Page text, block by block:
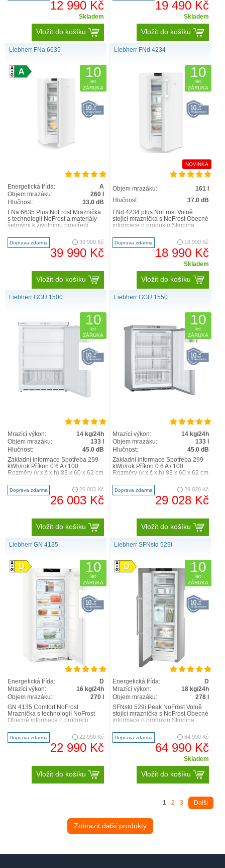
12 990 Kč
Skladem
Vložit do košíku
19 490 Kč
Skladem
Vložit do košíku
Liebherr FNa 6635
10
let
ZÁRUKA
Energetická třída:
A
Objem mrazáku:
260 l
Hlučnost:
33.0 dB
FNa 6635 Plus NoFrost Mraznička
s technologií NoFrost a materiály
šetrnými k životnímu prostředí
Skupina výrobku Mr..
Doprava zdarma 39 990 Kč
39 990 Kč
Vložit do košíku
Liebherr FNd 4234
10
let
ZÁRUKA
NOVINKA
Objem mrazáku:
161 l
Hlučnost:
37.0 dB
FNd 4234 plus NoFrost Volně
stojící mraznička s NoFrost Obecné
informace o produktu Skupina
NoFrost GTIN 4..
Doprava zdarma 18 990 Kč
18 990 Kč
Skladem
Vložit do košíku
Liebherr GGU 1500
10
let
ZÁRUKA
Mrazící výkon:
14 kg/24h
Objem mrazáku:
133 l
Hlučnost:
45.0 dB
Základní informace Spotřeba 299
kWh/rok Příkon 0.6 A / 100
Rozměry (v x š x h) 83 x 60 x 62 cm
133 l Mraz..
Doprava zdarma 26 003 Kč
26 003 Kč
Vložit do košíku
Liebherr GGU 1550
10
let
ZÁRUKA
Mrazící výkon:
14 kg/24h
Objem mrazáku:
133 l
Hlučnost:
45.0 dB
Základní informace Spotřeba 299
kWh/rok Příkon 0.6 A / 100
Rozměry (v x š x h) 83 x 60 x 62 cm
133 l Mraz..
Doprava zdarma 29 028 Kč
29 028 Kč
Vložit do košíku
Liebherr GN 4135
10
let
ZÁRUKA
Energetická třída:
D
Mrazící výkon:
16 kg/24h
Objem mrazáku:
270 l
GN 4135 Comfort NoFrost
Mraznička s technologií NoFrost
Obecné informace o produktu
mraznička s NoFrost GTIN 40168..
Doprava zdarma 22 990 Kč
22 990 Kč
Vložit do košíku
Liebherr SFNstd 529i
10
let
ZÁRUKA
Energetická třída:
D
Mrazící výkon:
18 kg/24h
Objem mrazáku:
278 l
SFNstd 529i Peak NoFrost Volně
stojící mraznička s NoFrost Obecné
informace o produktu Skupina
NoFrost GTIN ..
Doprava zdarma 64 990 Kč
64 990 Kč
Skladem
Vložit do košíku
1 2 3 Další
Zobrazit další produkty